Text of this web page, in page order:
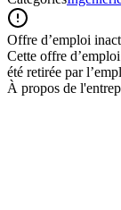
Offre d’emploi
Cette offre
été retirée par
À propos de